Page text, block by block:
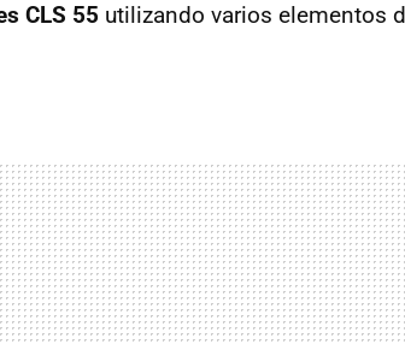
CLS 55 utilizando varios elementos